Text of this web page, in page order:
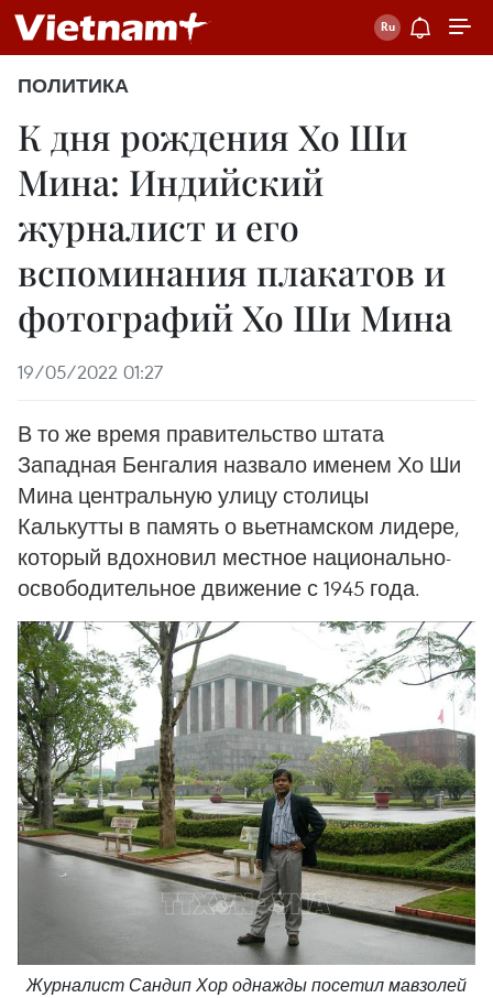
ПОЛИТИКА
К дня рождения Хо Ши
Мина: Индийский
журналист и его
вспоминания плакатов и
фотографий Хо Ши Мина
19/05/2022 01:27
В то же время правительство штата
Западная Бенгалия назвало именем Хо Ши
Мина центральную улицу столицы
Калькутты в память о вьетнамском лидере,
который вдохновил местное национально-
освободительное движение с 1945 года.
Журналист Сандип Хор однажды посетил мавзолей